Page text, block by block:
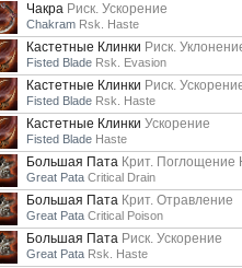
Чакра Риск. Ускорение
Chakram Rsk. Haste
Кастетные Клинки Риск.
Fisted Blade Rsk. Evasion
Кастетные Клинки Риск.
Fisted Blade Rsk. Haste
Кастетные Клинки Ускорение
Fisted Blade Haste
Большая Пата Крит. Поглощение
Great Pata Critical Drain
Большая Пата Крит. Отравление
Great Pata Critical Poison
Большая Пата Риск. Ускорение
Great Pata Rsk. Haste